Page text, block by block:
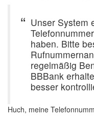
Unser System
haben. Bitte
regelmäßig
BBBank
besser
Huch, meine